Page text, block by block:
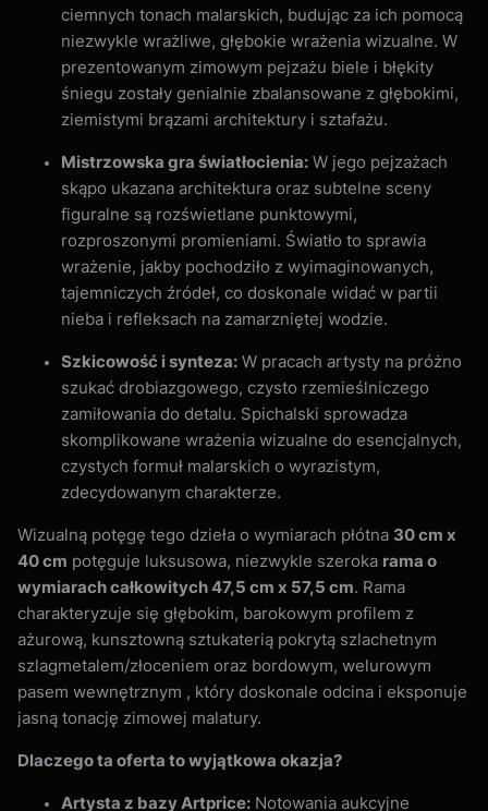
ciemnych tonach malarskich, budując za ich pomocą
niezwykle wrażliwe, głębokie wrażenia wizualne. W
prezentowanym zimowym pejzażu biele i błękity
śniegu zostały genialnie zbalansowane z głębokimi,
ziemistymi brązami architektury i sztafażu.
Mistrzowska gra światłocienia: W jego pejzażach
skąpo ukazana architektura oraz subtelne sceny
figuralne są rozświetlane punktowymi,
rozproszonymi promieniami. Światło to sprawia
wrażenie, jakby pochodziło z wyimaginowanych,
tajemniczych źródeł, co doskonale widać w partii
nieba i refleksach na zamarzniętej wodzie.
Szkicowość i synteza: W pracach artysty na próżno
szukać drobiazgowego, czysto rzemieślniczego
zamiłowania do detalu. Spichalski sprowadza
skomplikowane wrażenia wizualne do esencjalnych,
czystych formuł malarskich o wyrazistym,
zdecydowanym charakterze.
Wizualną potęgę tego dzieła o wymiarach płótna 30 cm x
40 cm potęguje luksusowa, niezwykle szeroka rama o
wymiarach całkowitych 47,5 cm x 57,5 cm. Rama
charakteryzuje się głębokim, barokowym profilem z
ażurową, kunsztowną sztukaterią pokrytą szlachetnym
szlagmetalem/złoceniem oraz bordowym, welurowym
pasem wewnętrznym , który doskonale odcina i eksponuje
jasną tonację zimowej malatury.
Dlaczego ta oferta to wyjątkowa okazja?
Artysta z bazy Artprice: Notowania aukcyjne